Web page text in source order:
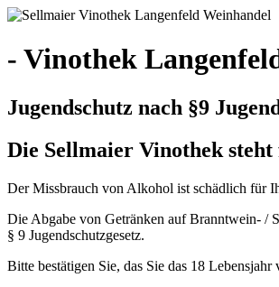
- Vinothek
Jugendschutz nach §9
Die Sellmaier Vinothek
Der Missbrauch von Alkohol ist schädlich für
Die Abgabe von Getränken auf Branntwein- /
§ 9 Jugendschutzgesetz.
Bitte bestätigen Sie, das Sie das 18 Lebensjahr